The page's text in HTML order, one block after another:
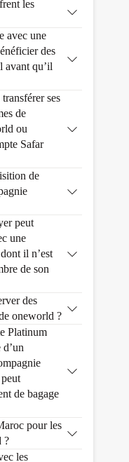
les
avec une
des
avant qu’il
ses
de
ou
Safar
de
peut
une
il n’est
de son
des
oneworld ?
Platinum
de bagage
pour les
?
les